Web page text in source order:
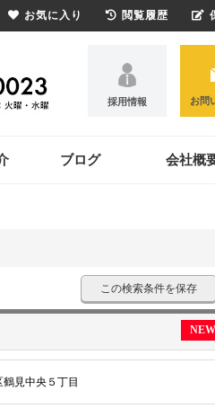
採用情報 お問
ブログ 会社概
この検索条件を保存
NEW
見中央５丁目
お気に入り 閲覧履歴